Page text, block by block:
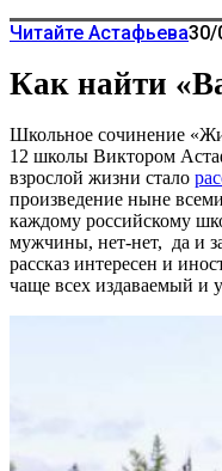
Читайте Астафьева30/
Как найти
Школьное сочинение
12 школы Виктором
взрослой жизни стало
произведение ныне
каждому российскому
мужчины, нет-нет, да и
рассказ интересен и
чаще всех издаваемый и